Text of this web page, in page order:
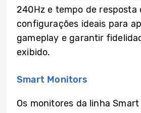
240Hz e tempo de resposta
configurações ideais para
gameplay e garantir
exibido.
Smart Monitors
Os monitores da linha